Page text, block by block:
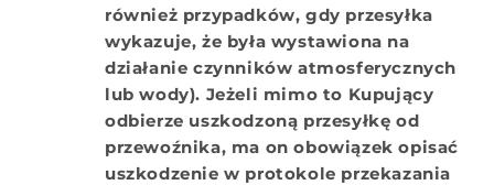
również przypadków, gdy przesyłka
wykazuje, że była wystawiona na
działanie czynników atmosferycznych
lub wody). Jeżeli mimo to Kupujący
odbierze uszkodzoną przesyłkę od
przewoźnika, ma on obowiązek opisać
uszkodzenie w protokole przekazania